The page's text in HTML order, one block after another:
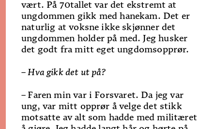
vært. På 70­tallet var det ekstremt at
ungdommen gikk med hanekam. Det er
naturlig at voksne ikke skjønner det
ungdommen holder på med. Jeg husker
det godt fra mitt eget ung­domsopprør.
– Hva gikk det ut på?
– Faren min var i Forsvaret. Da jeg var
ung, var mitt opprør å velge det stikk
motsatte av alt som hadde med militæret